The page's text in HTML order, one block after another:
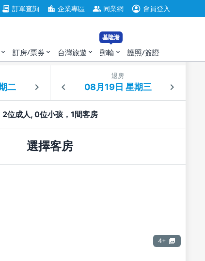
contract 訂單查詢 location_city 企業專區 group 同業網 account_circle 會員登入
expand_more 訂房/票券 expand_more 台灣旅遊 expand_more
基隆港
郵輪 expand_more 護照/簽證
退房
2位成人, 0位小孩，1間客房
選擇客房
4+